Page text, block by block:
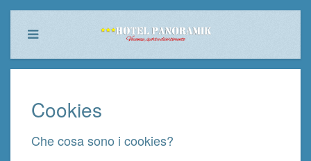
Cookies
Che cosa sono i cookies?